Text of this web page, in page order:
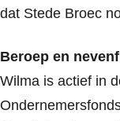
dat Stede Broec
Beroep en
Wilma is actief in